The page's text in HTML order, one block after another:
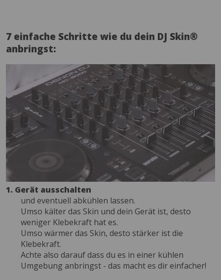
7 einfache Schritte wie du dein DJ Skin®
anbringst:
1. Gerät ausschalten
und eventuell abkühlen lassen.
Umso kälter das Skin und dein Gerät ist, desto
weniger Klebekraft hat es.
Umso wärmer das Skin, desto stärker ist die
Klebekraft.
Achte also darauf dass du es in einer kühlen
Umgebung anbringst - das macht es dir einfacher!